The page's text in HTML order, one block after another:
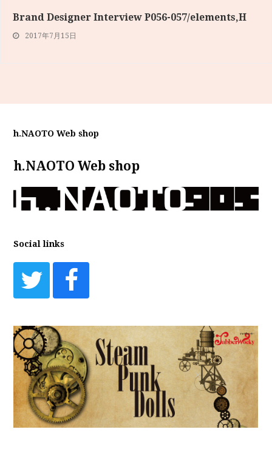
Brand Designer Interview P056-057/elements,H
2017年7月15日
h.NAOTO Web shop
h.NAOTO Web shop
Social links
TwitterFacebook